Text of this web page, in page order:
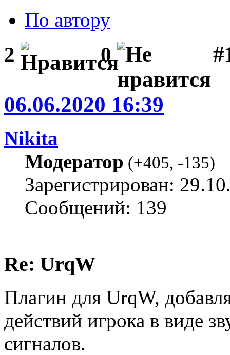
По автору
2 0
06.06.2020 16:39
Nikita
Модератор (+405, -135)
Зарегистрирован:
Сообщений: 139
Re: UrqW
Плагин для UrqW,
действий игрока в виде
сигналов.